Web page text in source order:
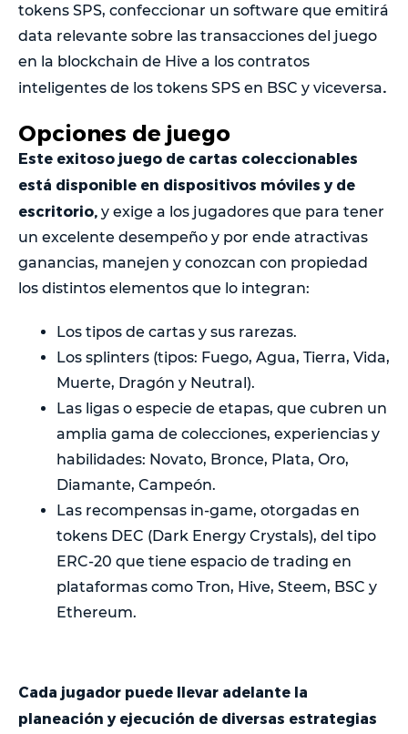
tokens SPS, confeccionar un software que emitirá
data relevante sobre las transacciones del juego
en la blockchain de Hive a los contratos
inteligentes de los tokens SPS en BSC y viceversa.
Opciones de juego
Este exitoso juego de cartas coleccionables
está disponible en dispositivos móviles y de
escritorio, y exige a los jugadores que para tener
un excelente desempeño y por ende atractivas
ganancias, manejen y conozcan con propiedad
los distintos elementos que lo integran:
Los tipos de cartas y sus rarezas.
Los splinters (tipos: Fuego, Agua, Tierra, Vida,
Muerte, Dragón y Neutral).
Las ligas o especie de etapas, que cubren un
amplia gama de colecciones, experiencias y
habilidades: Novato, Bronce, Plata, Oro,
Diamante, Campeón.
Las recompensas in-game, otorgadas en
tokens DEC (Dark Energy Crystals), del tipo
ERC-20 que tiene espacio de trading en
plataformas como Tron, Hive, Steem, BSC y
Ethereum.
Cada jugador puede llevar adelante la
planeación y ejecución de diversas estrategias